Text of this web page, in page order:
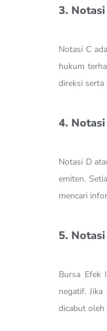
3. Notasi
Notasi C
hukum
direksi serta
4.
Notasi D
emiten.
mencari
5. Notasi
Bursa Efek
negatif.
dicabut oleh